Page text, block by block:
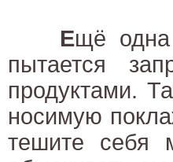
Ещё
пытается
продуктами.
носимую
тешите себя